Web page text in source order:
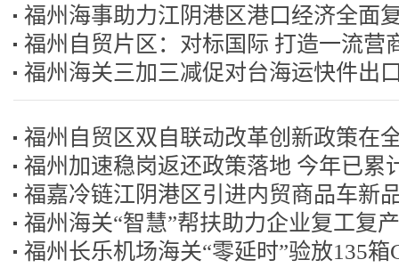
福州海事助力江阴港区港口经济全面
福州自贸片区：对标国际 打造一流营
福州海关三加三减促对台海运快件出
福州自贸区双自联动改革创新政策在
广
福州加速稳岗返还政策落地 今年已累
福嘉冷链江阴港区引进内贸商品车新
福州海关“智慧”帮扶助力企业复工复产
福州长乐机场海关“零延时”验放135箱